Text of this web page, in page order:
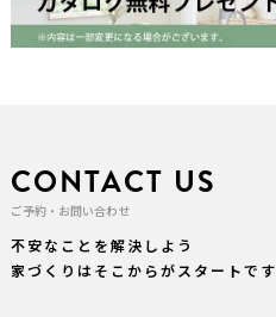
CONTACT US
ご予約・お問い合わせ
不安なことを解決しよう
家づくりはそこからがスタートです